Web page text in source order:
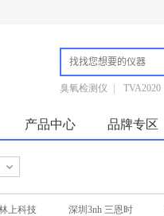
臭氧检测仪 TVA2020
产品中心 品牌专区
上科技 深圳3nh 三恩时